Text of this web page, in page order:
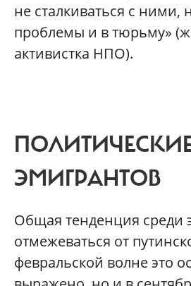
не сталкиваться с ними,
проблемы и в тюрьму»
активистка НПО).
ЭМИГРАНТОВ
Общая тенденция среди
отмежеваться от
февральской волне это